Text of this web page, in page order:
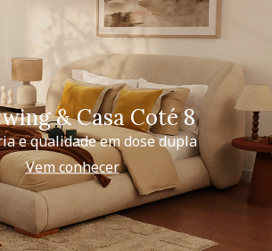
& Casa Coté 8
e qualidade em dose dupla
Vem conhecer